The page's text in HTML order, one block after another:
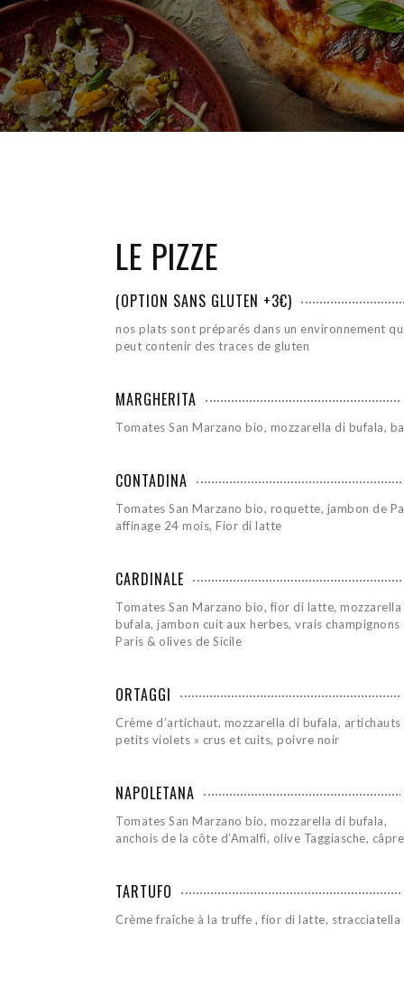
LE PIZZE
(OPTION SANS GLUTEN +3€)
nos plats sont préparés dans un environnement
peut contenir des traces de gluten
MARGHERITA
Tomates San Marzano bio, mozzarella di bufala,
CONTADINA
Tomates San Marzano bio, roquette, jambon de
affinage 24 mois, Fior di latte
CARDINALE
Tomates San Marzano bio, fior di latte,
bufala, jambon cuit aux herbes, vrais champignons
Paris & olives de Sicile
ORTAGGI
Crème d’artichaut, mozzarella di bufala, artichauts
petits violets » crus et cuits, poivre noir
NAPOLETANA
Tomates San Marzano bio, mozzarella di bufala,
anchois de la côte d’Amalfi, olive Taggiasche,
TARTUFO
Crème fraîche à la truffe , fior di latte, stracciatella